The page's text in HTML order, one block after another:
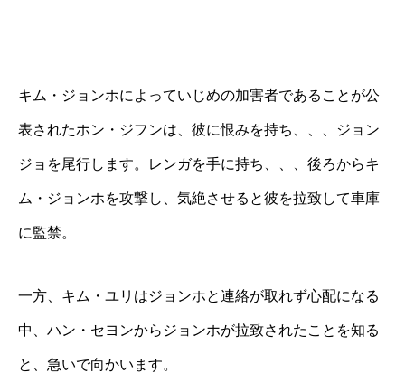
キム・ジョンホによっていじめの加害者であることが公
表されたホン・ジフンは、彼に恨みを持ち、、、ジョン
ジョを尾行します。レンガを手に持ち、、、後ろからキ
ム・ジョンホを攻撃し、気絶させると彼を拉致して車庫
に監禁。
一方、キム・ユリはジョンホと連絡が取れず心配になる
中、ハン・セヨンからジョンホが拉致されたことを知る
と、急いで向かいます。